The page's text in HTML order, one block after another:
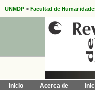
UNMDP > Facultad de
Inicio Acerca de